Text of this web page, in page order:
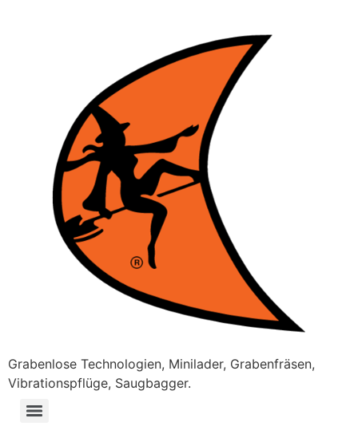
Grabenlose Technologien, Minilader, Grabenfräsen,
Vibrationspflüge, Saugbagger.